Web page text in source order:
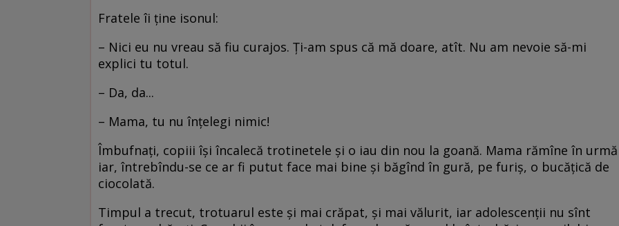
Fratele îi ține isonul:
– Nici eu nu vreau să fiu curajos. Ți-am spus că mă doare, atît. Nu am nevoie să-mi
explici tu totul.
– Da, da...
– Mama, tu nu înțelegi nimic!
Îmbufnați, copiii își încalecă trotinetele și o iau din nou la goană. Mama rămîne în urmă
iar, întrebîndu-se ce ar fi putut face mai bine și băgînd în gură, pe furiș, o bucățică de
ciocolată.
Timpul a trecut, trotuarul este și mai crăpat, și mai vălurit, iar adolescenții nu sînt